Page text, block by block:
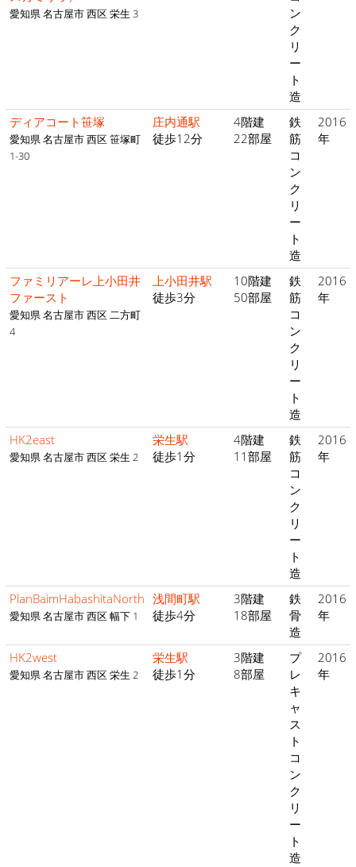
愛知県 名古屋市 西区 栄生 3
ン
ク
リ
ー
ト
造
ディアコート笹塚
愛知県 名古屋市 西区 笹塚町
1-30
庄内通駅
徒歩12分
4階建
22部屋
鉄
筋
コ
ン
ク
リ
ー
ト
造
2016
年
ファミリアーレ上小田井
ファースト
愛知県 名古屋市 西区 二方町
4
上小田井駅
徒歩3分
10階建
50部屋
鉄
筋
コ
ン
ク
リ
ー
ト
造
2016
年
HK2east
愛知県 名古屋市 西区 栄生 2
栄生駅
徒歩1分
4階建
11部屋
鉄
筋
コ
ン
ク
リ
ー
ト
造
2016
年
PlanBaimHabashitaNorth
愛知県 名古屋市 西区 幅下 1
浅間町駅
徒歩4分
3階建
18部屋
鉄
骨
造
2016
年
HK2west
愛知県 名古屋市 西区 栄生 2
栄生駅
徒歩1分
3階建
8部屋
プ
レ
キ
ャ
ス
ト
コ
ン
ク
リ
ー
ト
造
2016
年